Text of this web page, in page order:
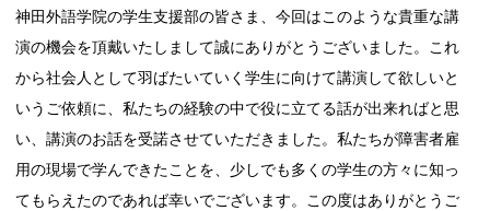
神田外語学院の学生支援部の皆さま、今回はこのような貴重な講
演の機会を頂戴いたしまして誠にありがとうございました。これ
から社会人として羽ばたいていく学生に向けて講演して欲しいと
いうご依頼に、私たちの経験の中で役に立てる話が出来ればと思
い、講演のお話を受諾させていただきました。私たちが障害者雇
用の現場で学んできたことを、少しでも多くの学生の方々に知っ
てもらえたのであれば幸いでございます。この度はありがとうご